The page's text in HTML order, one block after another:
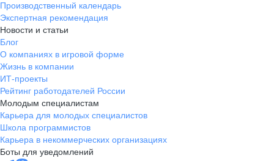
Производственный календарь
Экспертная рекомендация
Новости и статьи
Блог
О компаниях в игровой форме
Жизнь в компании
ИТ-проекты
Рейтинг работодателей России
Молодым специалистам
Карьера для молодых специалистов
Школа программистов
Карьера в некоммерческих организациях
Боты для уведомлений